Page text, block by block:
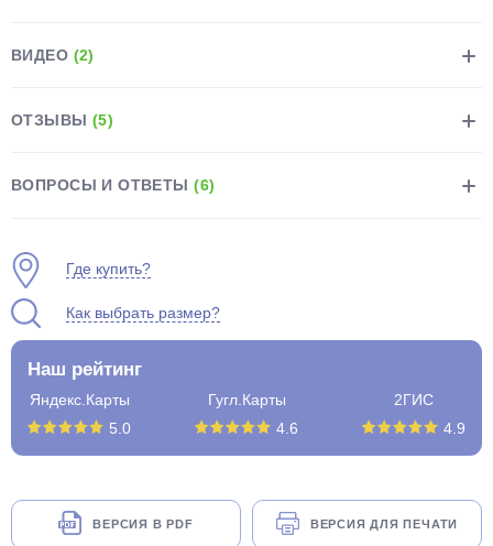
ВИДЕО (2)
ОТЗЫВЫ (5)
ВОПРОСЫ И ОТВЕТЫ(6)
Где купить?
Как выбрать размер?
Наш рейтинг
Яндекс.Карты
5.0
Гугл.Карты
4.6
2ГИС
4.9
ВЕРСИЯ В PDF ВЕРСИЯ ДЛЯ ПЕЧАТИ